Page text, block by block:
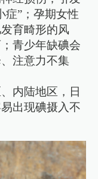
症”；孕期女性
育畸形的风
青少年缺碘会
注意力不集
内陆地区，日
出现碘摄入不